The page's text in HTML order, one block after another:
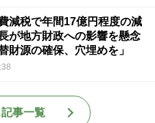
減税で年間17億円程度の減
が地方財政への影響を懸念
財源の確保、穴埋めを」
事一覧